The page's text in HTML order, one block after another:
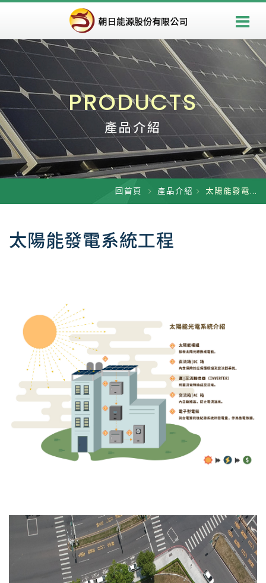
PRODUCTS
產品介紹
回首頁 產品介紹 太陽能發電...
太陽能發電系統工程